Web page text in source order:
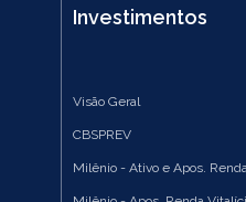
Investimentos
Visão Geral
CBSPREV
Milênio - Ativo e Apos.